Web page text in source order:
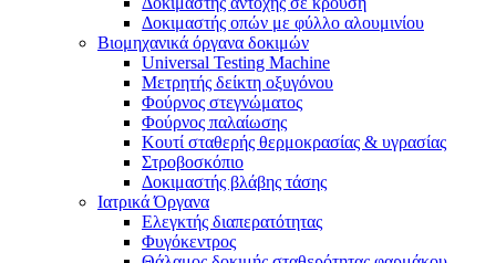
Δοκιμαστής οπών με φύλλο αλουμινίου
Βιομηχανικά όργανα δοκιμών
Universal Testing Machine
Μετρητής δείκτη οξυγόνου
Φούρνος στεγνώματος
Φούρνος παλαίωσης
Κουτί σταθερής θερμοκρασίας & υγρασίας
Στροβοσκόπιο
Δοκιμαστής βλάβης τάσης
Ιατρικά Όργανα
Ελεγκτής διαπερατότητας
Φυγόκεντρος